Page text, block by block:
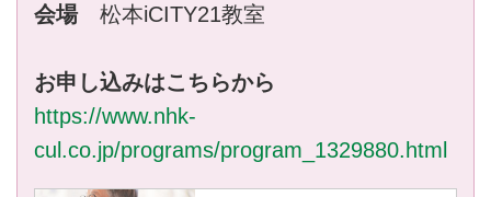
会場松本iCITY21教室
お申し込みはこちらから
https://www.nhk-
cul.co.jp/programs/program_1329880.html